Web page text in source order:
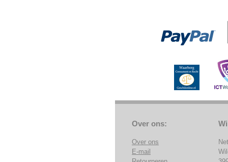
Over ons:
Over ons
E-mail